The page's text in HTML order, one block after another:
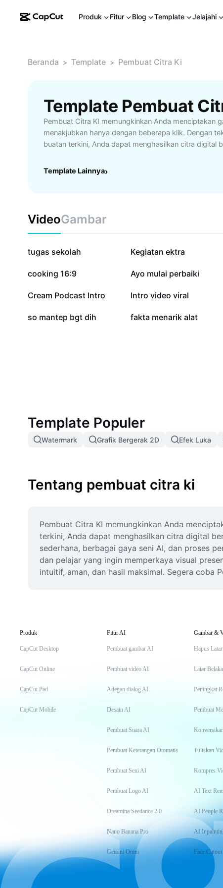
Produk Fitur Blog Template Jelajahi
Beranda > Template > Pembuat Citra Ki
Template Pembuat
Pembuat Citra KI memungkinkan Anda menciptakan
menakjubkan hanya dengan beberapa klik. Dengan
buatan terkini, Anda dapat menghasilkan citra digital
antarmuka sederhana, berbagai gaya seni AI, dan
pembuat citra AI yang intuitif, aman, dan hasil
Pembuat Citra KI untuk menghasilkan ilustrasi, poster,
profesional dalam hitungan detik.
Template Lainnya›
VideoGambar
219,8 rb
tugas sekolah 181,1 rb
Kegiatan ektra
28,5 rb
cooking 16:9 15,2 rb
Ayo mulai perbaiki
2,4 rb
Cream Podcast Intro 1,8 rb
Intro video viral
5
so mantep bgt dih 2
fakta menarik alat
Template Populer
Watermark Grafik Bergerak 2D Efek Luka
Tentang pembuat citra ki
Pembuat Citra KI memungkinkan Anda
terkini, Anda dapat menghasilkan citra digital
sederhana, berbagai gaya seni AI, dan proses
dan pelajar yang ingin memperkaya visual
intuitif, aman, dan hasil maksimal. Segera coba
Produk
CapCut Desktop
CapCut Online
CapCut Pad
CapCut Mobile
Fitur AI
Pembuat gambar AI
Pembuat video AI
Adegan dialog AI
Desain AI
Pembuat Suara AI
Pembuat Keterangan Otomatis
Pembuat Seni AI
Pembuat Logo AI
Dreamina Seedance 2.0
Nano Banana Pro
Gemini Omni
Gambar &
Hapus
Latar
Peningkat
Pembuat
Tuliskan
Kompres
AI Text
AI People
AI
Face Cutout